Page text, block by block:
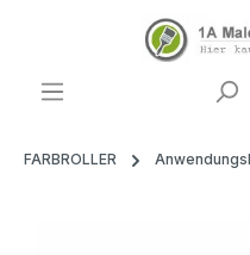
Zum Hauptinhalt springen
FARBROLLER